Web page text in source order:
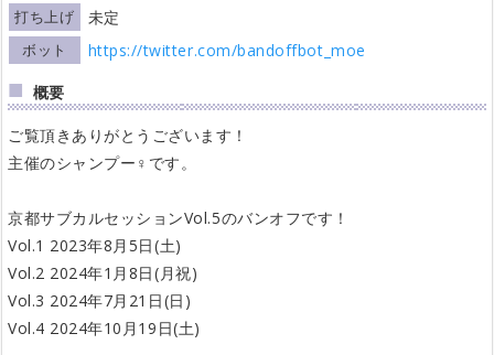
打ち上げ 未定
ボット
https://twitter.com/bandoffbot_moe
概要
ご覧頂きありがとうございます！
主催のシャンプー♀です。
京都サブカルセッションVol.5のバンオフです！
Vol.1 2023年8月5日(土)
Vol.2 2024年1月8日(月祝)
Vol.3 2024年7月21日(日)
Vol.4 2024年10月19日(土)